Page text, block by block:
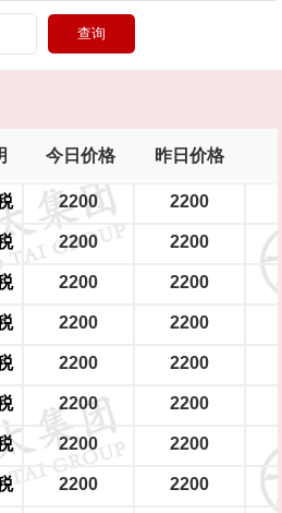
元/吨) 中巴、校巴
（铁圈）
型电瓶车今日价格 昨日价格
2200 2200
2200 2200
2200 2200
2200 2200
2200 2200
2200 2200
2200 2200
2200 2200